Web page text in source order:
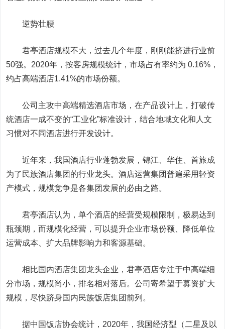
逆势壮腰
君亭酒店规模不大，过去几个年度，刚刚能挤进行业前
50强。2020年，按客房规模统计，市场占有率约为 0.16%，
约占高端酒店1.41%的市场份额。
公司主攻中高端精选酒店市场，在产品设计上，打破传
统酒店一成不变的“工业化”标准设计，结合地域文化和人文
习惯对不同酒店进行开发设计。
近年来，我国酒店行业蓬勃发展，锦江、华住、首旅成
为了民族酒店集团的行业龙头。酒店运营集团普遍采用轻资
产模式，规模竞争是各集团发展的必由之路。
君亭酒店认为，单个酒店的经营受规模限制，极易达到
瓶颈期，而规模化经营，可以提升企业市场份额、降低单位
运营成本、扩大品牌影响力和客源基础。
相比国内酒店集团龙头企业，君亭酒店专注于中高端细
分市场，规模尚小，排名相对落后。公司寄希望于募资扩大
规模，尽快跻身国内民族饭店集团前列。
据中国饭店协会统计，2020年，我国经济型（二星及以